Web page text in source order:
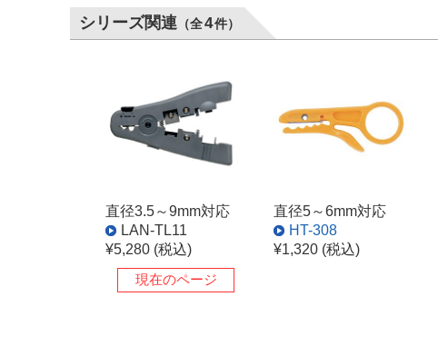
シリーズ関連 （全4件）
直径3.5～9mm対応
LAN-TL11
¥5,280 (税込)
現在のページ
直径5～6mm対応
HT-308
¥1,320 (税込)